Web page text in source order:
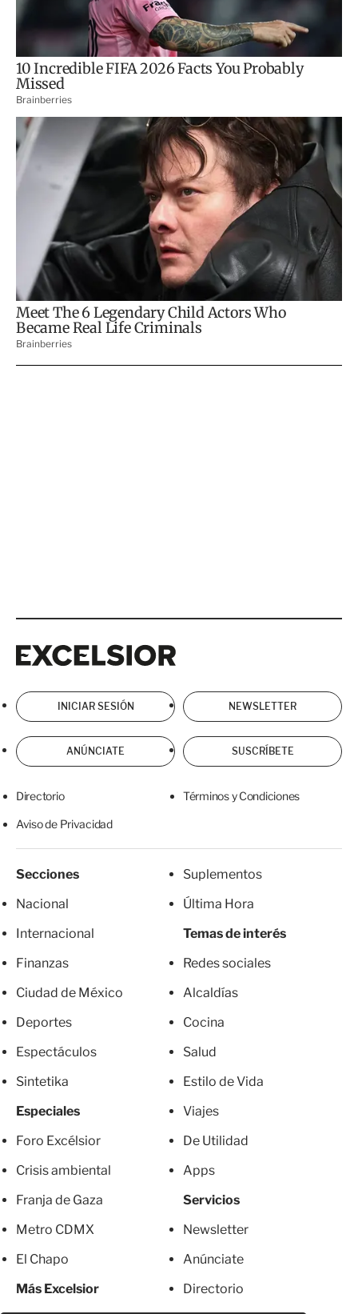
INICIAR SESIÓN NEWSLETTER
ANÚNCIATE SUSCRÍBETE
Directorio Términos y Condiciones
Aviso de Privacidad
Secciones
Nacional
Internacional
Finanzas
Ciudad de México
Deportes
Espectáculos
Sintetika
Especiales
Foro Excélsior
Crisis ambiental
Franja de Gaza
Metro CDMX
El Chapo
Más Excelsior
Suplementos
Última Hora
Temas de interés
Redes sociales
Alcaldías
Cocina
Salud
Estilo de Vida
Viajes
De Utilidad
Apps
Servicios
Newsletter
Anúnciate
Directorio